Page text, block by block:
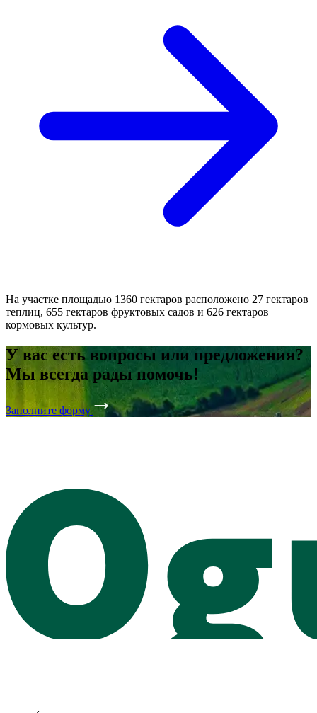
На участке площадью 1360 гектаров расположено 27 гектаров
теплиц, 655 гектаров фруктовых садов и 626 гектаров
кормовых культур.
У вас есть вопросы или предложения?
Мы всегда рады помочь!
Заполните форму